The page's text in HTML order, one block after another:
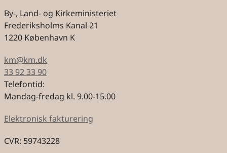
By-, Land- og Kirkeministeriet
Frederiksholms Kanal 21
1220 København K
km@km.dk
33 92 33 90
Telefontid:
Mandag-fredag kl. 9.00-15.00
Elektronisk fakturering
CVR: 59743228